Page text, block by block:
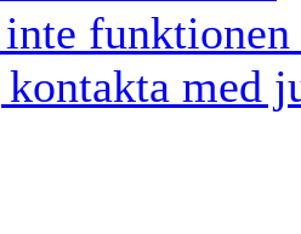
funktionen
med